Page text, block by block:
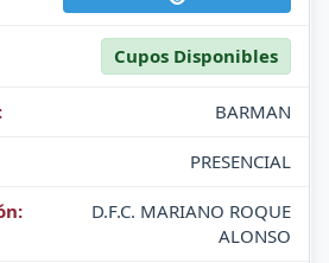
Cupos Disponibles
BARMAN
PRESENCIAL
D.F.C. MARIANO ROQUE
ALONSO